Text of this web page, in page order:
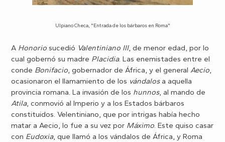
Ulpiano Checa, "Entrada de los bárbaros en Roma"
A Honorio sucedió Valentiniano III, de menor edad, por lo
cual gobernó su madre Placidia. Las enemistades entre el
conde Bonifacio, gobernador de África, y el generalAecio,
ocasionaron el llamamiento de los vándalosa aquella
provincia romana. La invasión de los hunnos, al mando de
Atila, conmovió al Imperio y a los Estados bárbaros
constituidos. Velentiniano, que por intrigas había hecho
matar a Aecio, lo fue a su vez por Máximo. Este quiso casar
con Eudoxia, que llamó a los vándalos de África, y Roma